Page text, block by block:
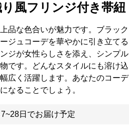
風フリンジ付き帯紐
品な色合いが魅力です。ブラック
ジュコーデを華やかに引き立てる
ジが女性らしさを添え、シンプル
です。どんなスタイルにも溶け込
広く活躍します。あなたのコーデ
なることでしょう。
日でお届け予定